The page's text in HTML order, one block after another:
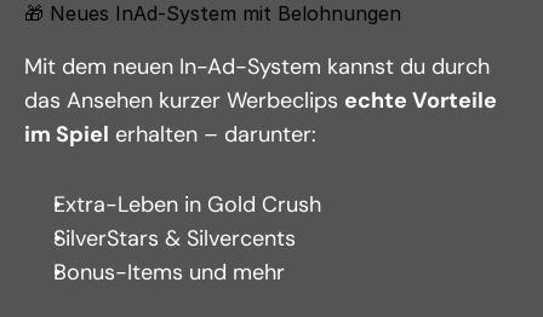
🎁 Neues InAd-System mit Belohnungen
Mit dem neuen In-Ad-System kannst du durch
das Ansehen kurzer Werbeclips echte Vorteile
im Spiel erhalten – darunter:
Extra-Leben in Gold Crush
SilverStars & Silvercents
Bonus-Items und mehr